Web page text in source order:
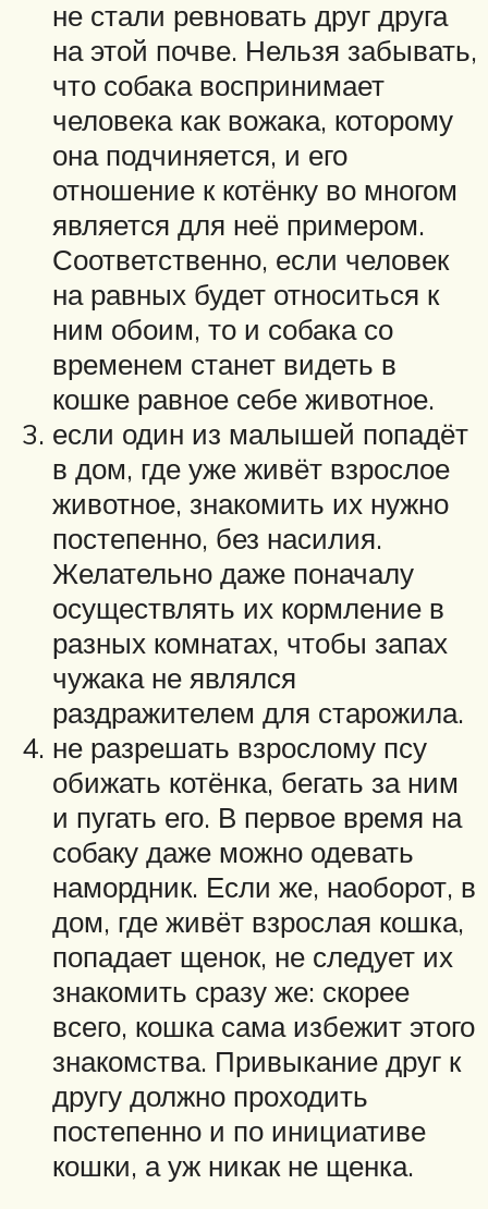
не стали ревновать друг друга
на этой почве. Нельзя забывать,
что собака воспринимает
человека как вожака, которому
она подчиняется, и его
отношение к котёнку во многом
является для неё примером.
Соответственно, если человек
на равных будет относиться к
ним обоим, то и собака со
временем станет видеть в
кошке равное себе животное.
если один из малышей попадёт
в дом, где уже живёт взрослое
животное, знакомить их нужно
постепенно, без насилия.
Желательно даже поначалу
осуществлять их кормление в
разных комнатах, чтобы запах
чужака не являлся
раздражителем для старожила.
не разрешать взрослому псу
обижать котёнка, бегать за ним
и пугать его. В первое время на
собаку даже можно одевать
намордник. Если же, наоборот, в
дом, где живёт взрослая кошка,
попадает щенок, не следует их
знакомить сразу же: скорее
всего, кошка сама избежит этого
знакомства. Привыкание друг к
другу должно проходить
постепенно и по инициативе
кошки, а уж никак не щенка.